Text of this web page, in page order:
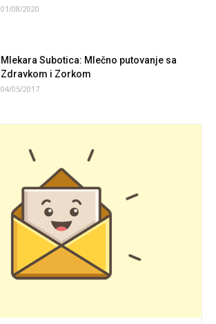
01/08/2020
Mlekara Subotica: Mlečno putovanje sa
Zdravkom i Zorkom
04/05/2017